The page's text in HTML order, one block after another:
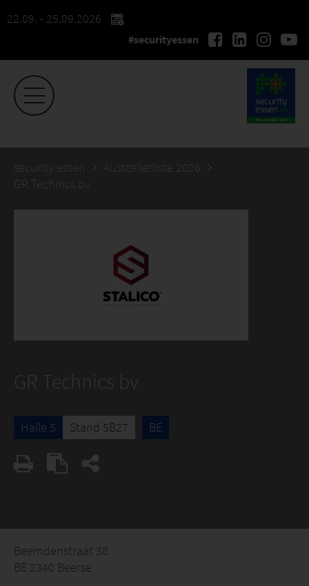
22.09. - 25.09.2026
#securityessen
security essen
Ausstellerliste 2026
GR Technics bv
GR Technics bv
Halle 5 Stand 5B27 BE
Beemdenstraat 38
BE 2340 Beerse